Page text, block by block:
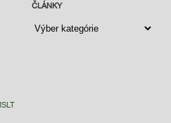
ČLÁNKY
ČLÁNKY